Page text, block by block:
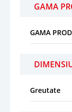
GAMA
GAMA
Greutate